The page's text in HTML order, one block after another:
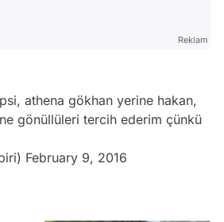
Reklam
athena gökhan yerine hakan,
gönüllüleri tercih ederim çünkü
February 9, 2016